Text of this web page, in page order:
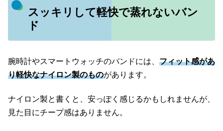
スッキリして軽快で蒸れないバン
ド
腕時計やスマートウォッチのバンドには、 フィット感があ
り軽快なナイロン製のものがあります。
ナイロン製と書くと、安っぽく感じるかもしれませんが、
見た目にチープ感はありません。